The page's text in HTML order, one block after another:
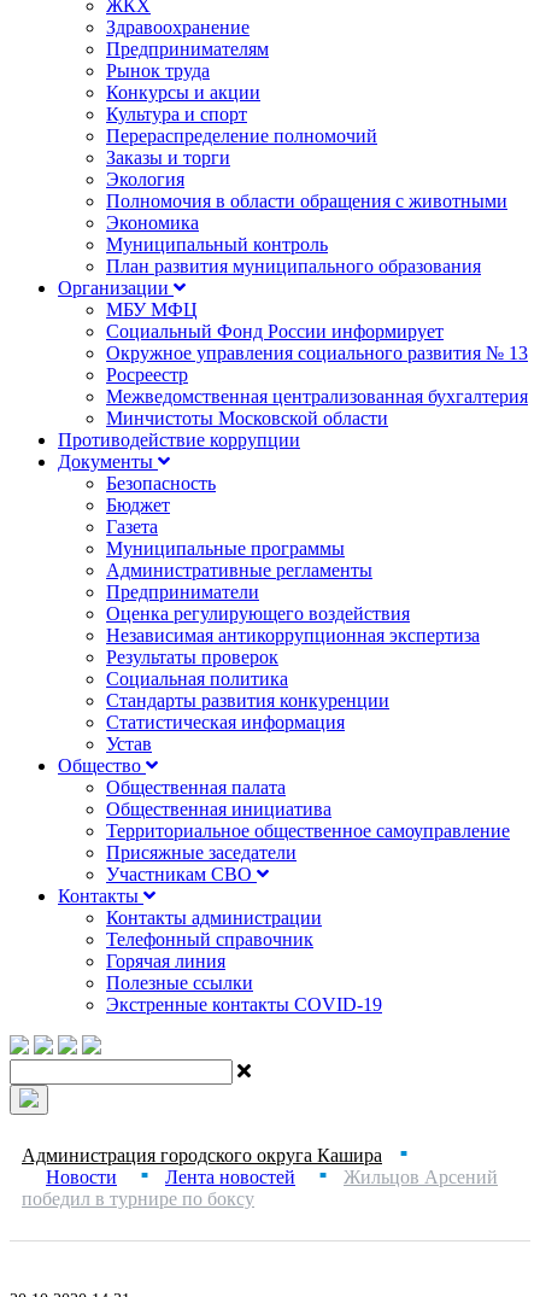
ЖКХ
Здравоохранение
Предпринимателям
Рынок труда
Конкурсы и акции
Культура и спорт
Перераспределение полномочий
Заказы и торги
Экология
Полномочия в области обращения с животными
Экономика
Муниципальный контроль
План развития муниципального образования
Организации
МБУ МФЦ
Социальный Фонд России информирует
Окружное управления социального развития № 13
Росреестр
Межведомственная централизованная бухгалтерия
Минчистоты Московской области
Противодействие коррупции
Документы
Безопасность
Бюджет
Газета
Муниципальные программы
Административные регламенты
Предприниматели
Оценка регулирующего воздействия
Независимая антикоррупционная экспертиза
Результаты проверок
Социальная политика
Стандарты развития конкуренции
Статистическая информация
Устав
Общество
Общественная палата
Общественная инициатива
Территориальное общественное самоуправление
Присяжные заседатели
Участникам СВО
Контакты
Контакты администрации
Телефонный справочник
Горячая линия
Полезные ссылки
Экстренные контакты COVID-19
Администрация городского округа Кашира ■
Новости ■ Лента новостей ■
Жильцов Арсений
победил в турнире по боксу